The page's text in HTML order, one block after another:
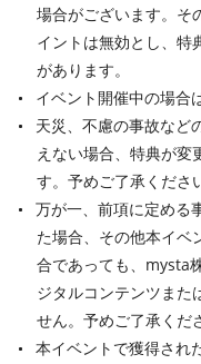
場合がございます。そ
イントは無効とし、特
があります。
イベント開催中の場合
天災、不慮の事故など
えない場合、特典が変
す。予めご了承くださ
万が一、前項に定める
た場合、その他本イベ
合であっても、mysta
ジタルコンテンツまた
せん。予めご了承くだ
本イベントで獲得され